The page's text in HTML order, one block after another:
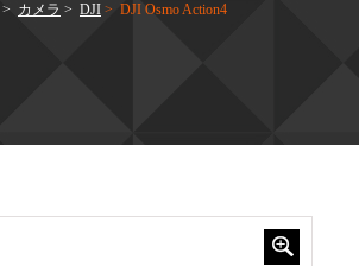
> カメラ > DJI > DJI Osmo Action4